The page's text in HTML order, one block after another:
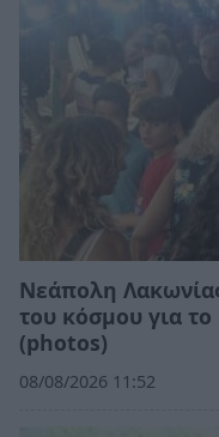
Νεάπολη
του κόσμου για
(photos)
08/08/2026 11:52